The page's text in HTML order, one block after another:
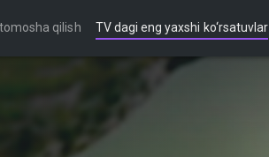
qilish TV dagi eng yaxshi ko‘rsatuvlar